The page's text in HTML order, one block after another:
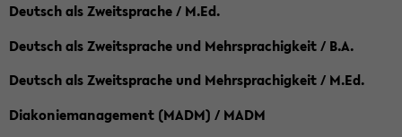
Deutsch als Zweitsprache / M.Ed.
Deutsch als Zweitsprache und Mehrsprachigkeit / B.A.
Deutsch als Zweitsprache und Mehrsprachigkeit / M.Ed.
Diakoniemanagement (MADM) / MADM